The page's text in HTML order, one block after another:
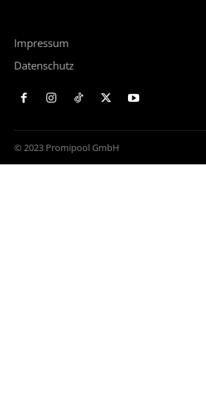
Impressum
Datenschutz
© 2023 Promipool GmbH